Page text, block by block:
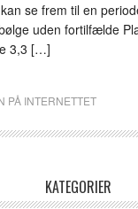
se frem til en
uden fortilfælde
3,3 […]
PÅ INTERNETTET
KATEGORIER